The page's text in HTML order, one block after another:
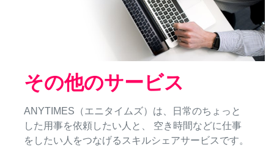
その他のサービス
ANYTIMES（エニタイムズ）は、日常のちょっと
した用事を依頼したい人と、 空き時間などに仕事
をしたい人をつなげるスキルシェアサービスです。